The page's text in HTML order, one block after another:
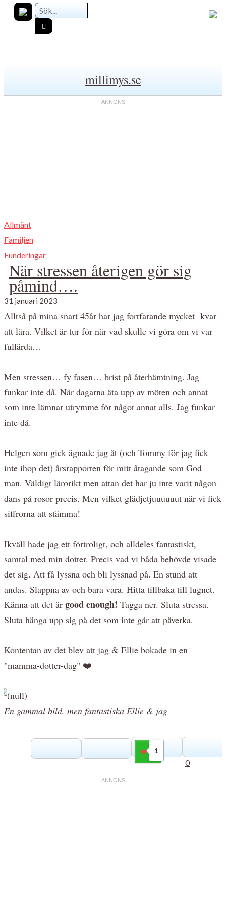
millimys.se
Allmänt
Familjen
Funderingar
När stressen återigen gör sig
påmind….
31 januari 2023
Alltså på mina snart 45år har jag fortfarande mycket kvar
att lära. Vilket är tur för när vad skulle vi göra om vi var
fullärda…
Men stressen… fy fasen… brist på återhämtning. Jag
funkar inte då. När dagarna äta upp av möten och annat
som inte lämnar utrymme för något annat alls. Jag funkar
inte då.
Helgen som gick ägnade jag åt (och Tommy för jag fick
inte ihop det) årsrapporten för mitt åtagande som God
man. Väldigt lärorikt men attan det har ju inte varit någon
dans på rosor precis. Men vilket glädjetjuuuuuut när vi fick
siffrorna att stämma!
Ikväll hade jag ett förtroligt, och alldeles fantastiskt,
samtal med min dotter. Precis vad vi båda behövde visade
det sig. Att få lyssna och bli lyssnad på. En stund att
andas. Slappna av och bara vara. Hitta tillbaka till lugnet.
Känna att det är good enough! Tagga ner. Sluta stressa.
Sluta hänga upp sig på det som inte går att påverka.
Kontentan av det blev att jag & Ellie bokade in en
"mamma-dotter-dag" ❤️
En gammal bild, men fantastiska Ellie & jag
1
Gilla
0